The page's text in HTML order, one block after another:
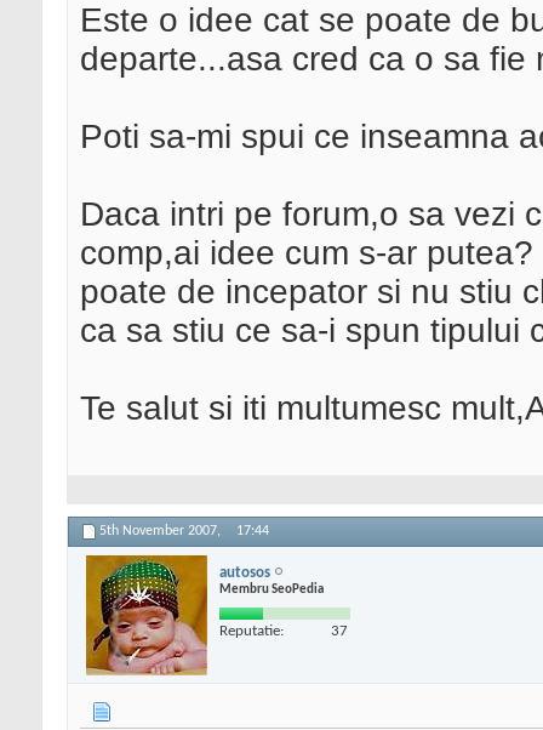
Este o idee cat se poate de
departe...asa cred ca o sa fie
Poti sa-mi spui ce inseamna
Daca intri pe forum,o sa vezi
comp,ai idee cum s-ar
poate de incepator si nu stiu
ca sa stiu ce sa-i spun tipului
Te salut si iti multumesc
5th November 2007, 17:44
autosos
Membru SeoPedia
Reputatie: 37